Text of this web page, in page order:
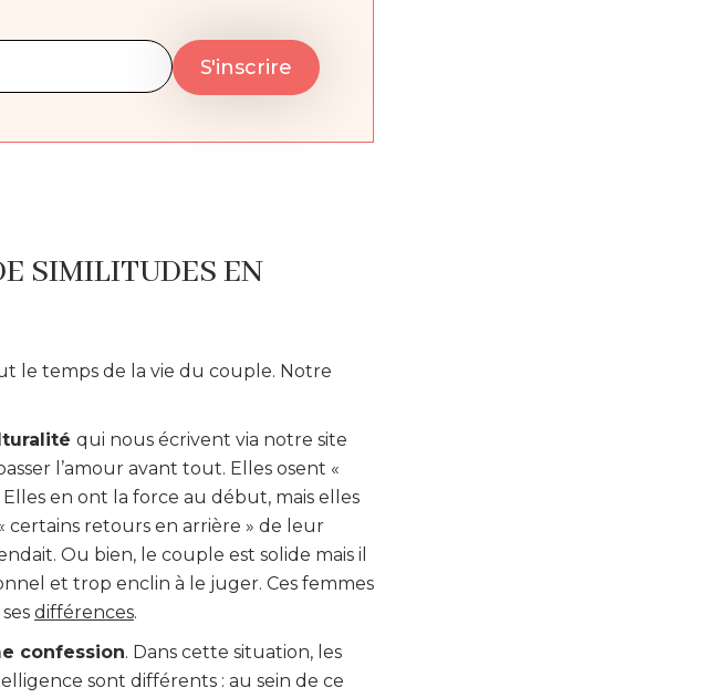
SIMILITUDES EN
le temps de la vie du couple. Notre
qui nous écrivent via notre site
l’amour avant tout. Elles osent «
en ont la force au début, mais elles
certains retours en arrière » de leur
Ou bien, le couple est solide mais il
et trop enclin à le juger. Ces femmes
différences.
confession. Dans cette situation, les
sont différents : au sein de ce